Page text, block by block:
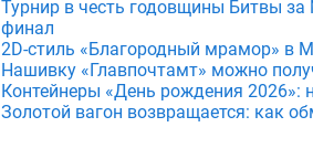
Турнир в честь годовщины Битвы за
финал
2D-стиль «Благородный мрамор» в
Нашивку «Главпочтамт» можно
Контейнеры «День рождения 2026»:
Золотой вагон возвращается: как